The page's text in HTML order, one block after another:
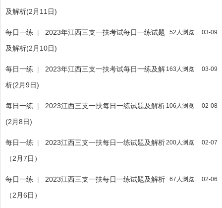
及解析(2月11日)
03-09
52人浏览
每日一练 |
2023年江西三支一扶考试每日一练试题
及解析(2月10日)
03-09
163人浏览
每日一练 |
2023年江西三支一扶考试每日一练及解
析(2月9日)
02-08
106人浏览
每日一练 |
2023江西三支一扶每日一练试题及解析
(2月8日)
02-07
200人浏览
每日一练 |
2023江西三支一扶每日一练试题及解析
（2月7日）
02-06
67人浏览
每日一练 |
2023江西三支一扶每日一练试题及解析
（2月6日）